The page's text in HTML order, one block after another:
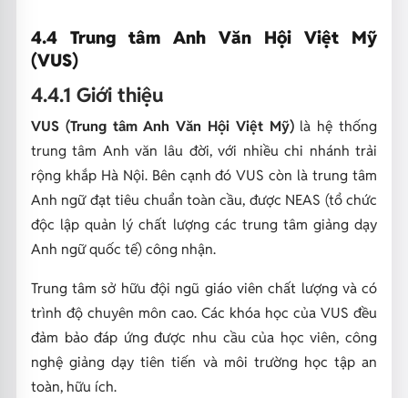
4.4 Trung tâm Anh Văn Hội Việt Mỹ
(VUS)
4.4.1 Giới thiệu
VUS (Trung tâm Anh Văn Hội Việt Mỹ)là hệ thống
trung tâm Anh văn lâu đời, với nhiều chi nhánh trải
rộng khắp Hà Nội. Bên cạnh đó VUS còn là trung tâm
Anh ngữ đạt tiêu chuẩn toàn cầu, được NEAS (tổ chức
độc lập quản lý chất lượng các trung tâm giảng dạy
Anh ngữ quốc tế) công nhận.
Trung tâm sở hữu đội ngũ giáo viên chất lượng và có
trình độ chuyên môn cao. Các khóa học của VUS đều
đảm bảo đáp ứng được nhu cầu của học viên, công
nghệ giảng dạy tiên tiến và môi trường học tập an
toàn, hữu ích.